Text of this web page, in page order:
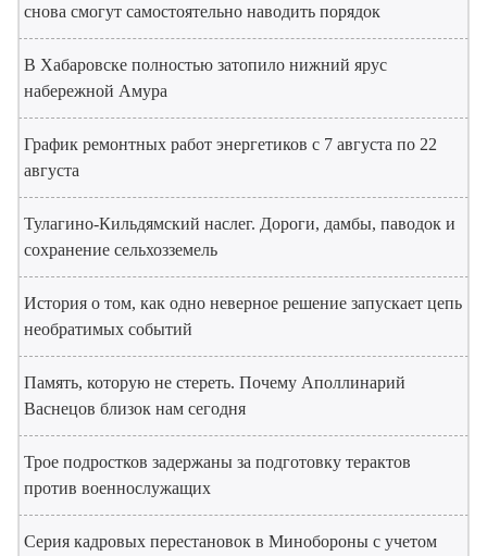
снова смогут самостоятельно наводить порядок
В Хабаровске полностью затопило нижний ярус
набережной Амура
График ремонтных работ энергетиков с 7 августа по 22
августа
Тулагино-Кильдямский наслег. Дороги, дамбы, паводок и
сохранение сельхозземель
История о том, как одно неверное решение запускает цепь
необратимых событий
Память, которую не стереть. Почему Аполлинарий
Васнецов близок нам сегодня
Трое подростков задержаны за подготовку терактов
против военнослужащих
Серия кадровых перестановок в Минобороны с учетом